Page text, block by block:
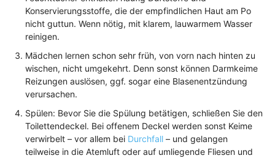
Konservierungsstoffe, die der empfindlichen Haut am Po
nicht guttun. Wenn nötig, mit klarem, lauwarmem Wasser
reinigen.
Mädchen lernen schon sehr früh, von vorn nach hinten zu
wischen, nicht umgekehrt. Denn sonst können Darmkeime
Reizungen auslösen, ggf. sogar eine Blasenentzündung
verursachen.
Spülen: Bevor Sie die Spülung betätigen, schließen Sie den
Toilettendeckel. Bei offenem Deckel werden sonst Keime
verwirbelt – vor allem bei Durchfall – und gelangen
teilweise in die Atemluft oder auf umliegende Fliesen und